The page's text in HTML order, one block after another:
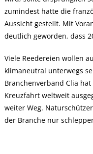
zumindest hatte die
Aussicht gestellt. Mit
deutlich geworden, dass
Viele Reedereien wollen
klimaneutral unterwegs
Branchenverband Clia
Kreuzfahrt weltweit
weiter Weg.
der Branche nur